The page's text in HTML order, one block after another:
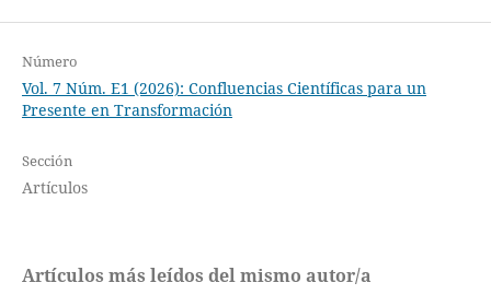
Número
Vol. 7 Núm. E1 (2026): Confluencias Científicas para un
Presente en Transformación
Sección
Artículos
Artículos más leídos del mismo autor/a